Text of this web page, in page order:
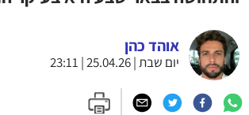
אוהד כהן
יום שבת | 25.04.26 | 23:11